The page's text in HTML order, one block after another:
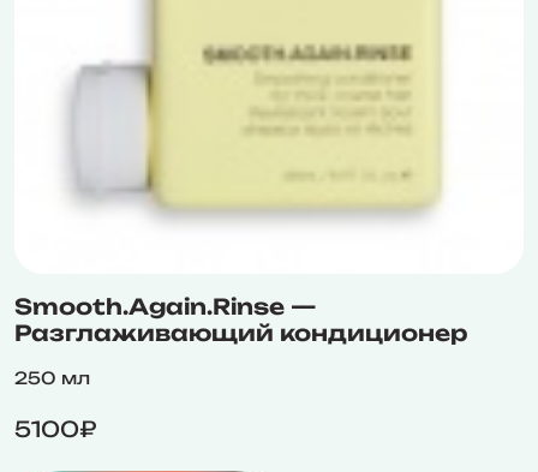
Smooth.Again.Rinse —
Разглаживающий кондиционер
250 мл
5100₽